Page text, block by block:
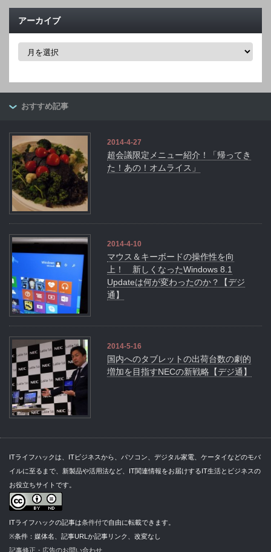
アーカイブ
ア
ブ
おすすめ記事
2014-4-27
超会議限定メニュー紹介！「帰ってき
た！あの！オムライス」
2014-4-10
マウス＆キーボードの操作性を向
上！ 新しくなったWindows 8.1
Updateは何が変わったのか？【デジ
通】
2014-5-16
国内へのタブレットの出荷台数の劇的
増加を目指すNECの新戦略【デジ通】
ITライフハックは、ITビジネスから、パソコン、デジタル家電、ケータイなどのモバ
イルに至るまで、新製品や活用法など、IT関連情報をお届けするIT生活とビジネスの
お役立ちサイトです。
ITライフハックの記事は条件付で自由に転載できます。
※条件：媒体名、記事URLか記事リンク、改変なし
記事修正・広告のお問い合わせ